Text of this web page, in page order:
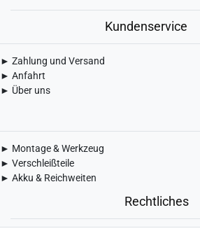
Kundenservice
► Zahlung und Versand
► Anfahrt
► Über uns
► Montage & Werkzeug
► Verschleißteile
► Akku & Reichweiten
Rechtliches